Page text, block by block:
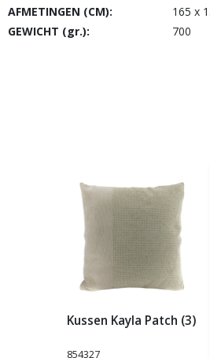
AFMETINGEN (CM):
165 x
GEWICHT (gr.):
700
Kussen Kayla Patch (3)
854327